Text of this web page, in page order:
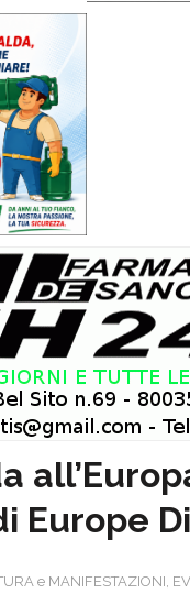
Europe
e MANIFESTAZIONI,